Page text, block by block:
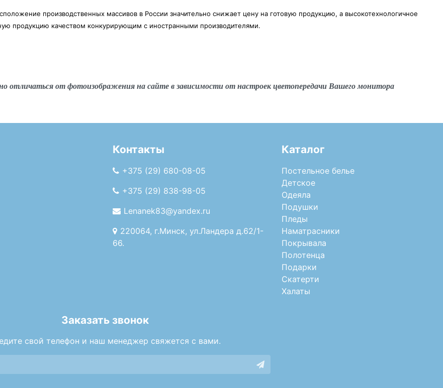
производственных массивов в России значительно снижает цену на готовую продукцию, а высокотехнологичное
продукцию качеством конкурирующим с иностранными производителями.
отличаться от фотоизображения на сайте в зависимости от настроек цветопередачи Вашего монитора
Контакты
+375 (29) 680-08-05
+375 (29) 838-98-05
Lenanek83@yandex.ru
220064, г.Минск, ул.Ландера д.62/1-
66.
Каталог
Постельное белье
Детское
Одеяла
Подушки
Пледы
Наматрасники
Покрывала
Полотенца
Подарки
Скатерти
Халаты
Заказать звонок
свой телефон и наш менеджер свяжется с вами.